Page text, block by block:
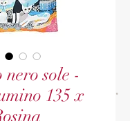
sole -
135 x